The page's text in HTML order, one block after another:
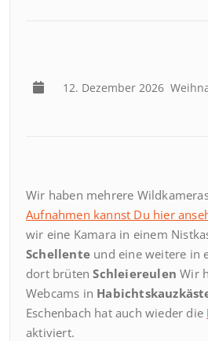
12. Dezember 2026
Wir haben mehrere
Aufnahmen kannst Du hier
wir eine Kamara in einem
Schellente und eine weitere in
dort brütenSchleiereulen Wir
Webcams in
Eschenbach hat auch wieder die
aktiviert.